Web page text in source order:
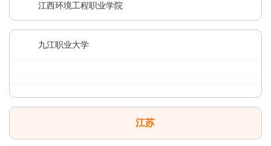
江西环境工程职业学院
九江职业大学
江苏